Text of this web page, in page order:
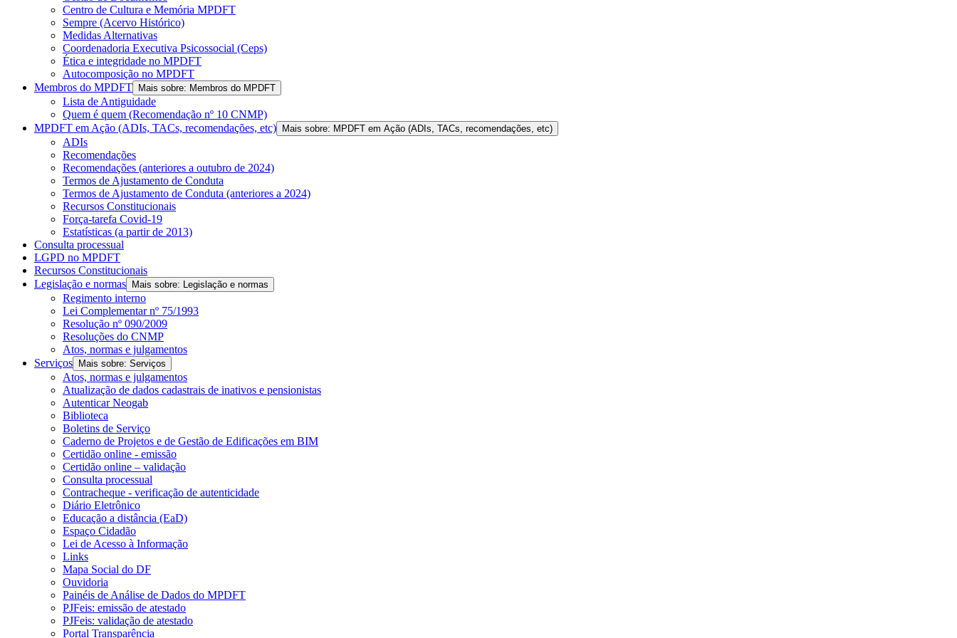
Centro de Cultura e Memória MPDFT
Sempre (Acervo Histórico)
Medidas Alternativas
Coordenadoria Executiva Psicossocial (Ceps)
Ética e integridade no MPDFT
Autocomposição no MPDFT
Membros do MPDFT
Mais sobre: Membros do MPDFT
Lista de Antiguidade
Quem é quem (Recomendação nº 10 CNMP)
MPDFT em Ação (ADIs, TACs, recomendações, etc)
Mais sobre: MPDFT em Ação (ADIs, TACs, recomendações, etc)
ADIs
Recomendações
Recomendações (anteriores a outubro de 2024)
Termos de Ajustamento de Conduta
Termos de Ajustamento de Conduta (anteriores a 2024)
Recursos Constitucionais
Força-tarefa Covid-19
Estatísticas (a partir de 2013)
Consulta processual
LGPD no MPDFT
Recursos Constitucionais
Legislação e normas
Mais sobre: Legislação e normas
Regimento interno
Lei Complementar nº 75/1993
Resolução nº 090/2009
Resoluções do CNMP
Atos, normas e julgamentos
Serviços
Mais sobre: Serviços
Atos, normas e julgamentos
Atualização de dados cadastrais de inativos e pensionistas
Autenticar Neogab
Biblioteca
Boletins de Serviço
Caderno de Projetos e de Gestão de Edificações em BIM
Certidão online - emissão
Certidão online – validação
Consulta processual
Contracheque - verificação de autenticidade
Diário Eletrônico
Educação a distância (EaD)
Espaço Cidadão
Lei de Acesso à Informação
Links
Mapa Social do DF
Ouvidoria
Painéis de Análise de Dados do MPDFT
PJFeis: emissão de atestado
PJFeis: validação de atestado
Portal Transparência